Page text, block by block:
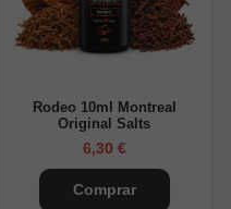
con líquidos tradicionales.
necesita dilución.
6mg o 12mg antes de
Rodeo 10ml Montreal
Original Salts
6,30 €
Comprar